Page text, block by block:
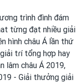
trình đình đám
từng đạt nhiều giải
hình châu Á lần thứ
giải tɾí tổng hợp hay
lâm châu Á 2019,
- Giải thưởng giải